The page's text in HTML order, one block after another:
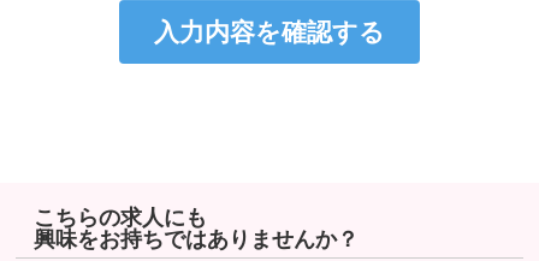
個人情報は、本人の同意なく第三者に提供しません。
個人情報の取扱いについて
こちらの求人にも
興味をお持ちではありませんか？